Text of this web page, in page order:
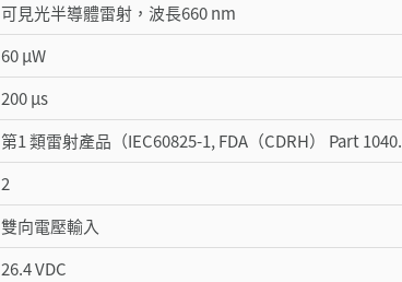
可見光半導體雷射，波長660 nm
60 µW
200 µs
第1 類雷射產品（IEC60825-1, FDA（CDRH） Part
2
雙向電壓輸入
26.4 VDC